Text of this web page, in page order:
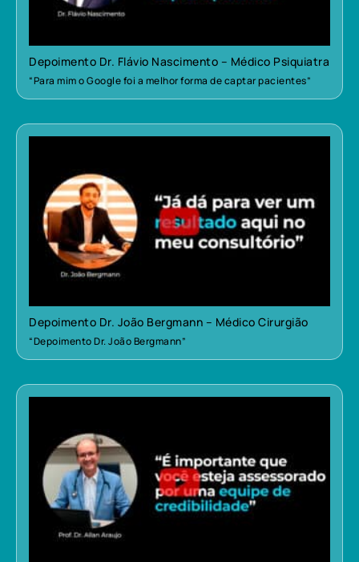
Depoimento Dr. Flávio Nascimento – Médico Psiquiatra
“Para mim o Google foi a melhor forma de captar pacientes”
Depoimento Dr. João Bergmann – Médico Cirurgião
“Depoimento Dr. João Bergmann”